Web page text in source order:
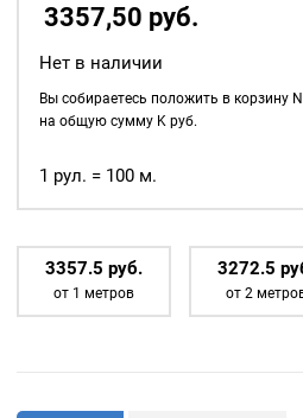
3357,50 руб.
Нет в наличии
Вы собираетесь положить в корзину N
на общую сумму Kруб.
1 рул. = 100 м.
3357.5 руб.
от 1 метров
3272.5 р
от 2